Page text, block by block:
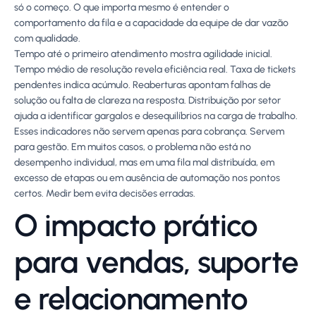
só o começo. O que importa mesmo é entender o
comportamento da fila e a capacidade da equipe de dar vazão
com qualidade.
Tempo até o primeiro atendimento mostra agilidade inicial.
Tempo médio de resolução revela eficiência real. Taxa de tickets
pendentes indica acúmulo. Reaberturas apontam falhas de
solução ou falta de clareza na resposta. Distribuição por setor
ajuda a identificar gargalos e desequilíbrios na carga de trabalho.
Esses indicadores não servem apenas para cobrança. Servem
para gestão. Em muitos casos, o problema não está no
desempenho individual, mas em uma fila mal distribuída, em
excesso de etapas ou em ausência de automação nos pontos
certos. Medir bem evita decisões erradas.
O impacto prático
para vendas, suporte
e relacionamento